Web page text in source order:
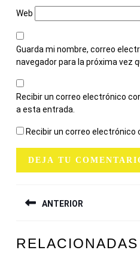
Web
Guarda mi nombre, correo
navegador para la próxima vez
Recibir un correo electrónico
a esta entrada.
Recibir un correo electrónico
DE
ANTERIOR
anterior:
RELACIONADAS